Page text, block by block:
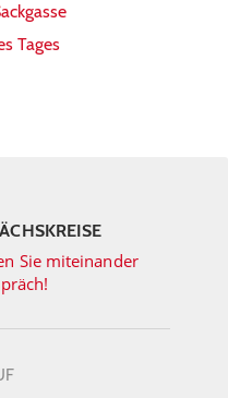
Tages
Sie miteinander